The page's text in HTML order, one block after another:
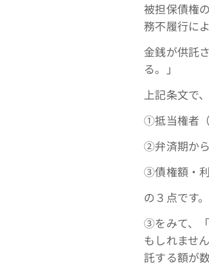
被担保債権
務不履行に
金銭が供託
る。」
上記条文で
①抵当権者
➁弁済期か
③債権額・
の３点です。
③をみて、
もしれませ
託する額が